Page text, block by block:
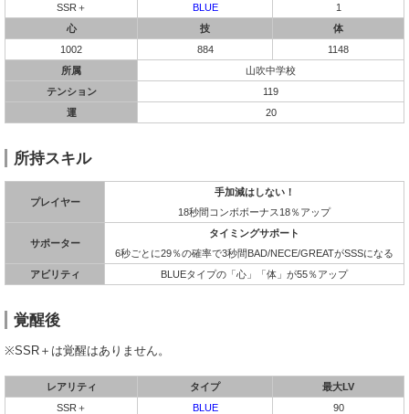
SSR＋
BLUE
1
心
技
体
1002
884
1148
所属
山吹中学校
テンション
119
運
20
所持スキル
プレイヤー
手加減はしない！
18秒間コンボボーナス18％アップ
サポーター
タイミングサポート
6秒ごとに29％の確率で3秒間BAD/NECE/GREATがSSSになる
アビリティ
BLUEタイプの「心」「体」が55％アップ
覚醒後
※SSR＋は覚醒はありません。
レアリティ タイプ
最大LV
SSR＋
BLUE
90